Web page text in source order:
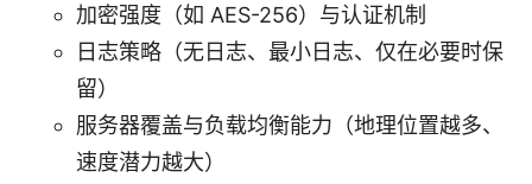
加密强度（如 AES-256）与认证机制
日志策略（无日志、最小日志、仅在必要时保
留）
服务器覆盖与负载均衡能力（地理位置越多、
速度潜力越大）